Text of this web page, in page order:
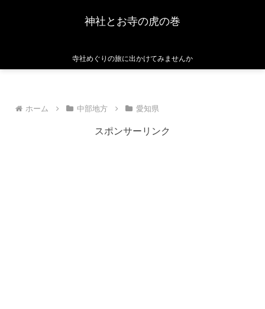
神社とお寺の虎の巻
寺社めぐりの旅に出かけてみませんか
ホーム 中部地方 愛知県
スポンサーリンク